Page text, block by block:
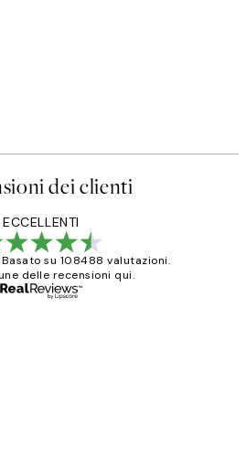
dei clienti
ECCELLENTI
Basato su 108488 valutazioni.
delle recensioni qui.